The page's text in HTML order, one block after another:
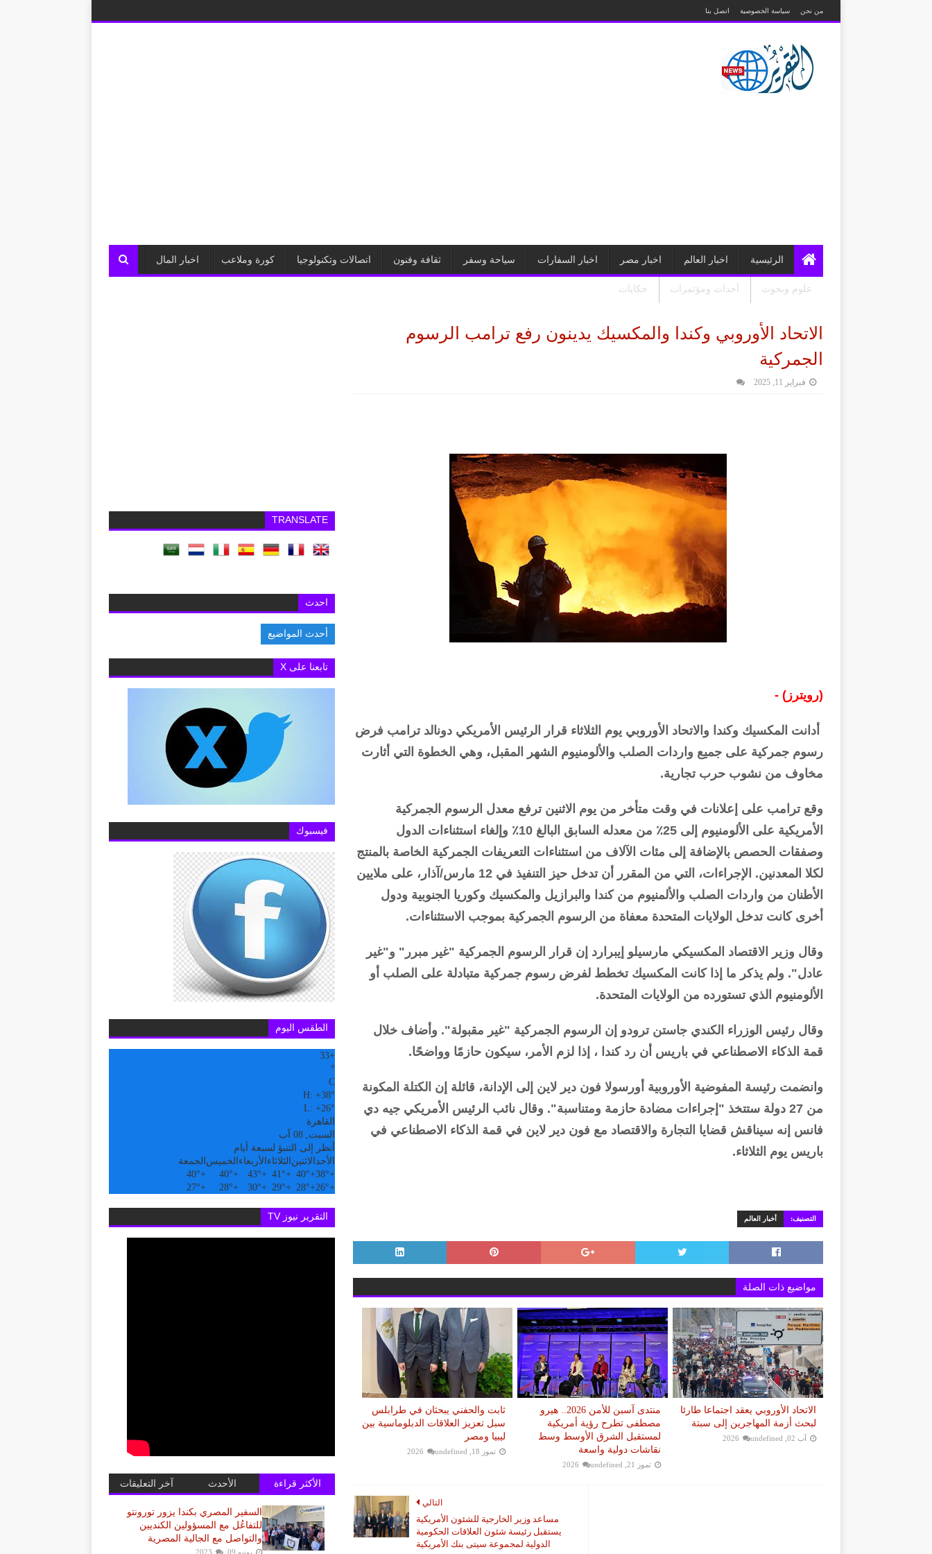
من نحن سياسة الخصوصية اتصل بنا
الرئيسية اخبار العالم اخبار مصر اخبار السفارات سياحة وسفر ثقافة وفنون اتصالات وتكنولوجيا كورة وملاعب اخبار المال
علوم وبحوث أحداث ومؤتمرات حكايات
الاتحاد الأوروبي وكندا والمكسيك يدينون رفع ترامب الرسوم
الجمركية
فبراير 11, 2025
(رويترز) -
أدانت المكسيك وكندا والاتحاد الأوروبي يوم الثلاثاء قرار الرئيس الأمريكي دونالد ترامب فرض
رسوم جمركية على جميع واردات الصلب والألومنيوم الشهر المقبل، وهي الخطوة التي أثارت
مخاوف من نشوب حرب تجارية.
وقع ترامب على إعلانات في وقت متأخر من يوم الاثنين ترفع معدل الرسوم الجمركية
الأمريكية على الألومنيوم إلى 25٪ من معدله السابق البالغ 10٪ وإلغاء استثناءات الدول
وصفقات الحصص بالإضافة إلى مئات الآلاف من استثناءات التعريفات الجمركية الخاصة بالمنتج
لكلا المعدنين. الإجراءات، التي من المقرر أن تدخل حيز التنفيذ في 12 مارس/آذار، على ملايين
الأطنان من واردات الصلب والألمنيوم من كندا والبرازيل والمكسيك وكوريا الجنوبية ودول
أخرى كانت تدخل الولايات المتحدة معفاة من الرسوم الجمركية بموجب الاستثناءات.
وقال وزير الاقتصاد المكسيكي مارسيلو إيبرارد إن قرار الرسوم الجمركية "غير مبرر" و"غير
عادل". ولم يذكر ما إذا كانت المكسيك تخطط لفرض رسوم جمركية متبادلة على الصلب أو
الألومنيوم الذي تستورده من الولايات المتحدة.
وقال رئيس الوزراء الكندي جاستن ترودو إن الرسوم الجمركية "غير مقبولة". وأضاف خلال
قمة الذكاء الاصطناعي في باريس أن رد كندا ، إذا لزم الأمر، سيكون حازمًا وواضحًا.
وانضمت رئيسة المفوضية الأوروبية أورسولا فون دير لاين إلى الإدانة، قائلة إن الكتلة المكونة
من 27 دولة ستتخذ "إجراءات مضادة حازمة ومتناسبة". وقال نائب الرئيس الأمريكي جيه دي
فانس إنه سيناقش قضايا التجارة والاقتصاد مع فون دير لاين في قمة الذكاء الاصطناعي في
باريس يوم الثلاثاء.
التصنيف: أخبار العالم
مواضيع ذات الصلة
الاتحاد الأوروبي يعقد اجتماعا طارئا
لبحث أزمة المهاجرين إلى سبتة
آب 02, 2026 undefined
منتدى آسبن للأمن 2026.. هيرو
مصطفى تطرح رؤية أمريكية
لمستقبل الشرق الأوسط وسط
نقاشات دولية واسعة
تموز 21, 2026 undefined
ثابت والحفني يبحثان في طرابلس
سبل تعزيز العلاقات الدبلوماسية بين
ليبيا ومصر
تموز 18, 2026 undefined
التالي
مساعد وزير الخارجية للشئون الأمريكية
يستقبل رئيسة شئون العلاقات الحكومية
الدولية لمجموعة سيتى بنك الأمريكية
TRANSLATE
احدث
أحدث المواضيع
تابعنا على X
فيسبوك
الطقس اليوم
+
33
°
C
H: +38°
L: +26°
القاهرة
السبت, 08 آب
أنظر إلى التنبؤ لسبعة أيام
الأحد الاثنين الثلاثاء الأربعاء الخميس الجمعة
+
38°
+
40°
+
41°
+
43°
+
40°
+
40°
+
26°
+
28°
+
29°
+
30°
+
28°
+
27°
التقرير نيوز TV
الأكثر قراءة الأحدث آخر التعليقات
السفير المصري بكندا يزور تورونتو
للتفاعُل مع المسؤولين الكنديين
والتواصل مع الجالية المصرية
يونيو 09, 2023